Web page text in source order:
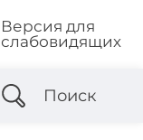
Версия для
слабовидящих
Поиск